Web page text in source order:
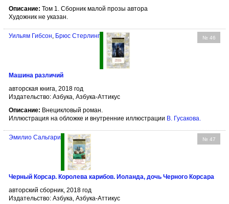
Описание: Том 1. Сборник малой прозы автора
Художник не указан.
№ 46
Уильям Гибсон, Брюс Стерлинг
Машина различий
авторская книга, 2018 год
Издательство: Азбука, Азбука-Аттикус
Описание: Внецикловый роман.
Иллюстрация на обложке и внутренние иллюстрации В. Гусакова.
№ 47
Эмилио Сальгари
Черный Корсар. Королева карибов. Иоланда, дочь Черного Корсара
авторский сборник, 2018 год
Издательство: Азбука, Азбука-Аттикус